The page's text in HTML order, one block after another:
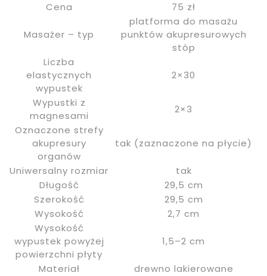
Cena
75 zł
Masażer – typ
platforma do masażu
punktów akupresurowych
stóp
Liczba
elastycznych
wypustek
2×30
Wypustki z
magnesami
2×3
Oznaczone strefy
akupresury
organów
tak (zaznaczone na płycie)
Uniwersalny rozmiar
tak
Długość
29,5 cm
Szerokość
29,5 cm
Wysokość
2,7 cm
Wysokość
wypustek powyżej
powierzchni płyty
1,5–2 cm
Materiał
drewno lakierowane